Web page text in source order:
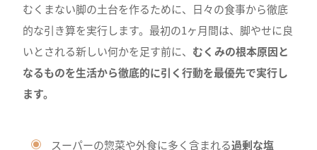
むくまない脚の土台を作るために、日々の食事から徹底
的な引き算を実行します。最初の1ヶ月間は、脚やせに良
いとされる新しい何かを足す前に、 むくみの根本原因と
なるものを生活から徹底的に引く行動を最優先で実行し
ます。
スーパーの惣菜や外食に多く含まれる過剰な塩